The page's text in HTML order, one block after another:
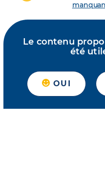
Le contenu
été
OUI